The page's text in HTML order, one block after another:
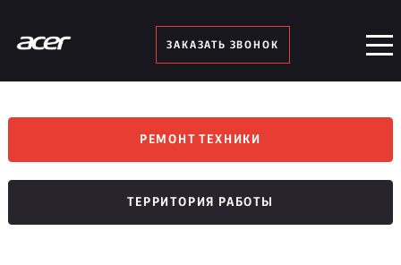
ЗАКАЗАТЬ ЗВОНОК
РЕМОНТ ТЕХНИКИ
ТЕРРИТОРИЯ РАБОТЫ